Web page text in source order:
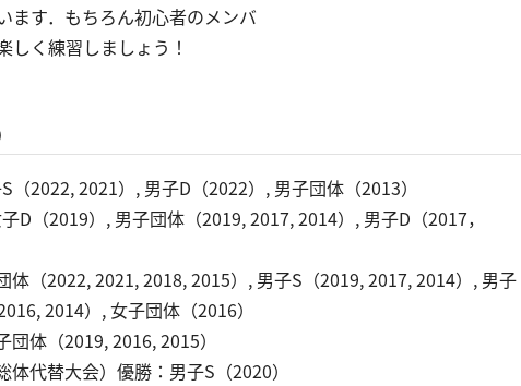
ます．もちろん初心者のメンバ
しく練習しましょう！
2022, 2021）, 男子D（2022）, 男子団体（2013）
D（2019）, 男子団体（2019, 2017, 2014）, 男子D（2017，
体（2022, 2021, 2018, 2015）, 男子S（2019, 2017, 2014）, 男子
2014）, 女子団体（2016）
体（2019, 2016, 2015）
代替大会）優勝：男子S（2020）